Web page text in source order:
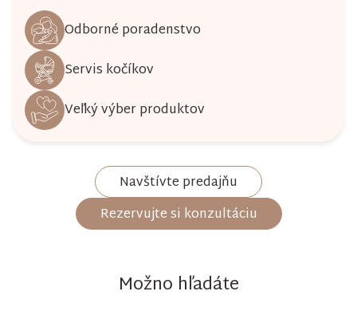
Odborné poradenstvo
Servis kočíkov
Veľký výber produktov
Navštívte predajňu
Rezervujte si konzultáciu
Možno hľadáte